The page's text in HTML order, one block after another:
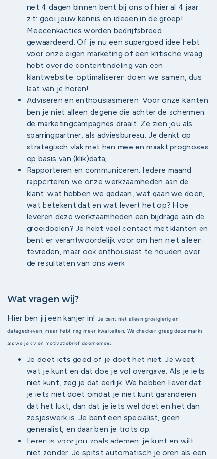
net 4 dagen binnen bent bij ons of hier al 4 jaar
zit: gooi jouw kennis en ideeën in de groep!
Meedenkacties worden bedrijfsbreed
gewaardeerd. Of je nu een supergoed idee hebt
voor onze eigen marketing of een kritische vraag
hebt over de contentindeling van een
klantwebsite: optimaliseren doen we samen, dus
laat van je horen!
Adviseren en enthousiasmeren. Voor onze klanten
ben je niet alleen degene die achter de schermen
de marketingcampagnes draait. Ze zien jou als
sparringpartner, als adviesbureau. Je denkt op
strategisch vlak met hen mee en maakt prognoses
op basis van (klik)data;
Rapporteren en communiceren. Iedere maand
rapporteren we onze werkzaamheden aan de
klant: wat hebben we gedaan, wat gaan we doen,
wat betekent dat en wat levert het op? Hoe
leveren deze werkzaamheden een bijdrage aan de
groeidoelen? Je hebt veel contact met klanten en
bent er verantwoordelijk voor om hen niet alleen
tevreden, maar ook enthousiast te houden over
de resultaten van ons werk.
Wat vragen wij?
Hier ben jij een kanjer in! Je bent niet alleen groeigierig en
datagedreven, maar hebt nog meer kwaliteiten. We checken graag deze marks
als we je cv en motivatiebrief doornemen:
Je doet iets goed of je doet het niet. Je weet
wat je kunt en dat doe je vol overgave. Als je iets
niet kunt, zeg je dat eerlijk. We hebben liever dat
je iets niet doet omdat je niet kunt garanderen
dat het lukt, dan dat je iets wel doet en het dan
zesjeswerk is. Je bent een specialist, geen
generalist, en daar ben je trots op;
Leren is voor jou zoals ademen: je kunt en wilt
niet zonder. Je spitst automatisch je oren als een